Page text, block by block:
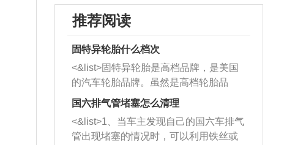
推荐阅读
固特异轮胎什么档次
<&list>固特异轮胎是高档品牌，是美国
的汽车轮胎品牌。虽然是高档轮胎品
牌，但是中高低端的轮胎都有生产，这
也是为了更好的开拓市场。
国六排气管堵塞怎么清理
<&list>1、当车主发现自己的国六车排气
管出现堵塞的情况时，可以利用铁丝或